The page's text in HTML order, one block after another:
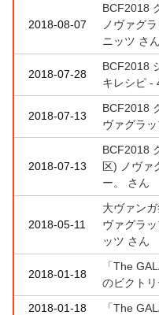
2018-08-07
BCF2018
ノヴァグ
ニッツ さん
2018-07-28
BCF2018
キレシピ -
2018-07-13
BCF2018
ヴァグラ
2018-07-13
BCF2018
区) ノヴァ
ー。 さん
2018-05-11
大ヴァン
ヴァグラ
ッツ さん
2018-01-18
「The
のビクトリ
2018-01-18
「The